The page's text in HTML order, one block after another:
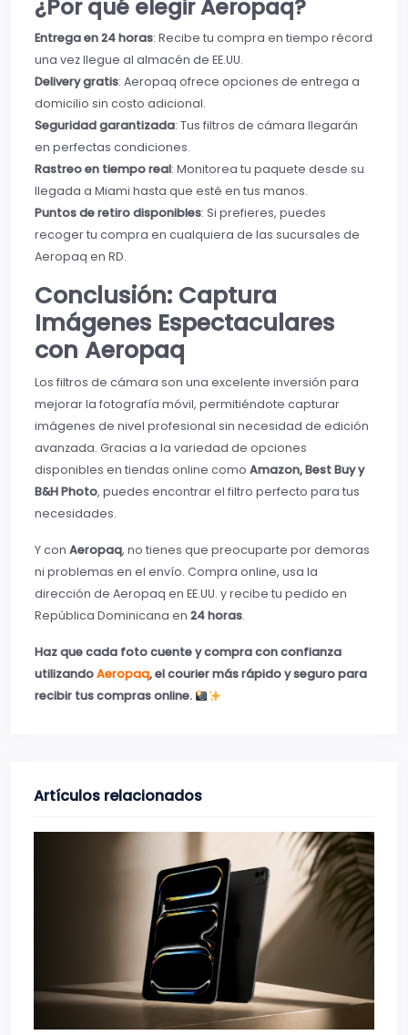
¿Por qué elegir Aeropaq?
Entrega en 24 horas: Recibe tu compra en tiempo récord
una vez llegue al almacén de EE.UU.
Delivery gratis: Aeropaq ofrece opciones de entrega a
domicilio sin costo adicional.
Seguridad garantizada: Tus filtros de cámara llegarán
en perfectas condiciones.
Rastreo en tiempo real: Monitorea tu paquete desde su
llegada a Miami hasta que esté en tus manos.
Puntos de retiro disponibles: Si prefieres, puedes
recoger tu compra en cualquiera de las sucursales de
Aeropaq en RD.
Conclusión: Captura
Imágenes Espectaculares
con Aeropaq
Los filtros de cámara son una excelente inversión para
mejorar la fotografía móvil, permitiéndote capturar
imágenes de nivel profesional sin necesidad de edición
avanzada. Gracias a la variedad de opciones
disponibles en tiendas online como Amazon, Best Buy y
B&H Photo, puedes encontrar el filtro perfecto para tus
necesidades.
Y con Aeropaq, no tienes que preocuparte por demoras
ni problemas en el envío. Compra online, usa la
dirección de Aeropaq en EE.UU. y recibe tu pedido en
República Dominicana en 24 horas.
Haz que cada foto cuente y compra con confianza
utilizandoAeropaq, el courier más rápido y seguro para
recibir tus compras online.
Artículos relacionados